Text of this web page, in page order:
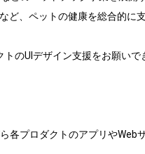
ど、ペットの健康を総合的に
のUIデザイン支援をお願いで
プロダクトのアプリやWeb